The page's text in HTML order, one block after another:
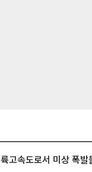
고속도로서 미상 폭발